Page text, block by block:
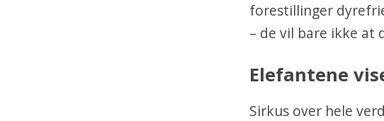
forestillinger
– de vil bare ikke
Elefantene
Sirkus over hele